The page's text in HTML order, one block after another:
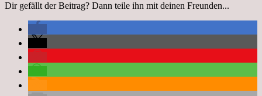
Dir gefällt der Beitrag? Dann teile ihn mit deinen Freunden...